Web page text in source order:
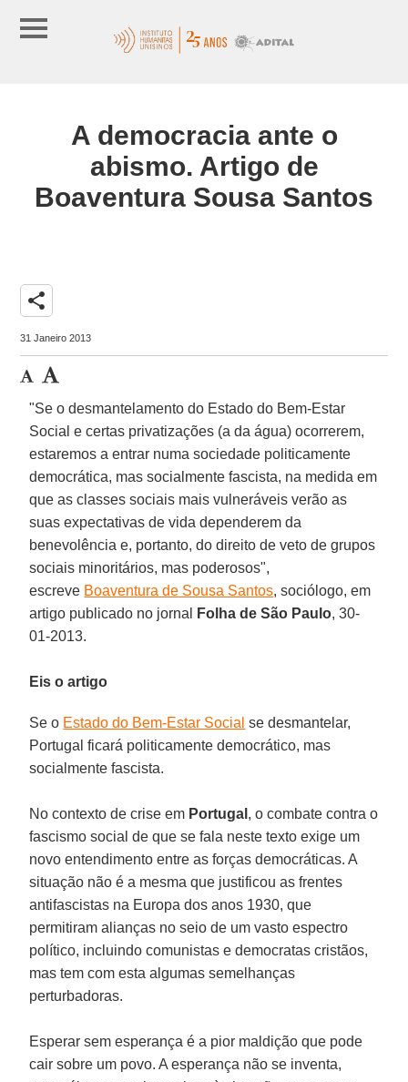
A democracia ante o
abismo. Artigo de
Boaventura Sousa Santos
share
31 Janeiro 2013
"Se o desmantelamento do Estado do Bem-Estar
Social e certas privatizações (a da água) ocorrerem,
estaremos a entrar numa sociedade politicamente
democrática, mas socialmente fascista, na medida em
que as classes sociais mais vulneráveis verão as
suas expectativas de vida dependerem da
benevolência e, portanto, do direito de veto de grupos
sociais minoritários, mas poderosos",
escreve Boaventura de Sousa Santos, sociólogo, em
artigo publicado no jornal
Folha de São Paulo, 30-
01-2013.
Eis o artigo
Se o Estado do Bem-Estar Social se desmantelar,
Portugal ficará politicamente democrático, mas
socialmente fascista.
No contexto de crise em Portugal , o combate contra o
fascismo social de que se fala neste texto exige um
novo entendimento entre as forças democráticas. A
situação não é a mesma que justificou as frentes
antifascistas na Europa dos anos 1930, que
permitiram alianças no seio de um vasto espectro
político, incluindo comunistas e democratas cristãos,
mas tem com esta algumas semelhanças
perturbadoras.
Esperar sem esperança é a pior maldição que pode
cair sobre um povo. A esperança não se inventa,